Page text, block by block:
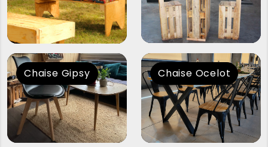
Chaise Gipsy Chaise Ocelot